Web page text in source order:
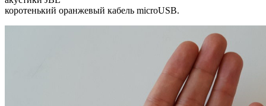
коротенький оранжевый кабель microUSB.